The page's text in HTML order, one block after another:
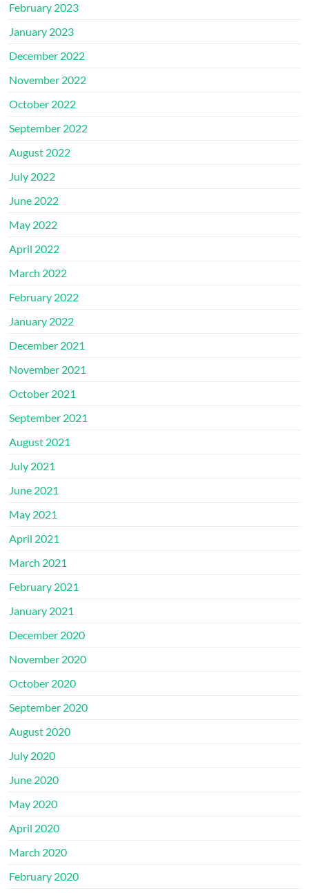
February 2023
January 2023
December 2022
November 2022
October 2022
September 2022
August 2022
July 2022
June 2022
May 2022
April 2022
March 2022
February 2022
January 2022
December 2021
November 2021
October 2021
September 2021
August 2021
July 2021
June 2021
May 2021
April 2021
March 2021
February 2021
January 2021
December 2020
November 2020
October 2020
September 2020
August 2020
July 2020
June 2020
May 2020
April 2020
March 2020
February 2020